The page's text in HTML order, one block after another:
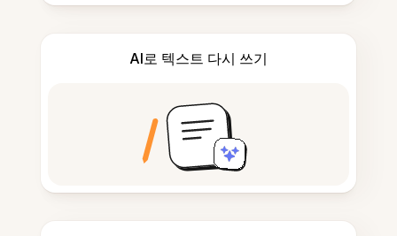
AI로 텍스트 다시 쓰기